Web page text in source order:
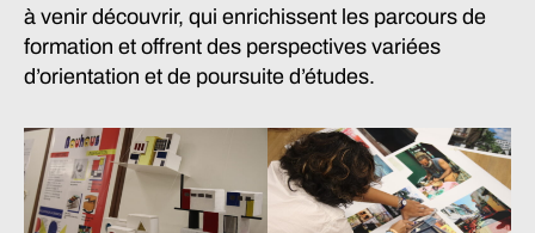
à venir découvrir, qui enrichissent les parcours de
formation et offrent des perspectives variées
d’orientation et de poursuite d’études.